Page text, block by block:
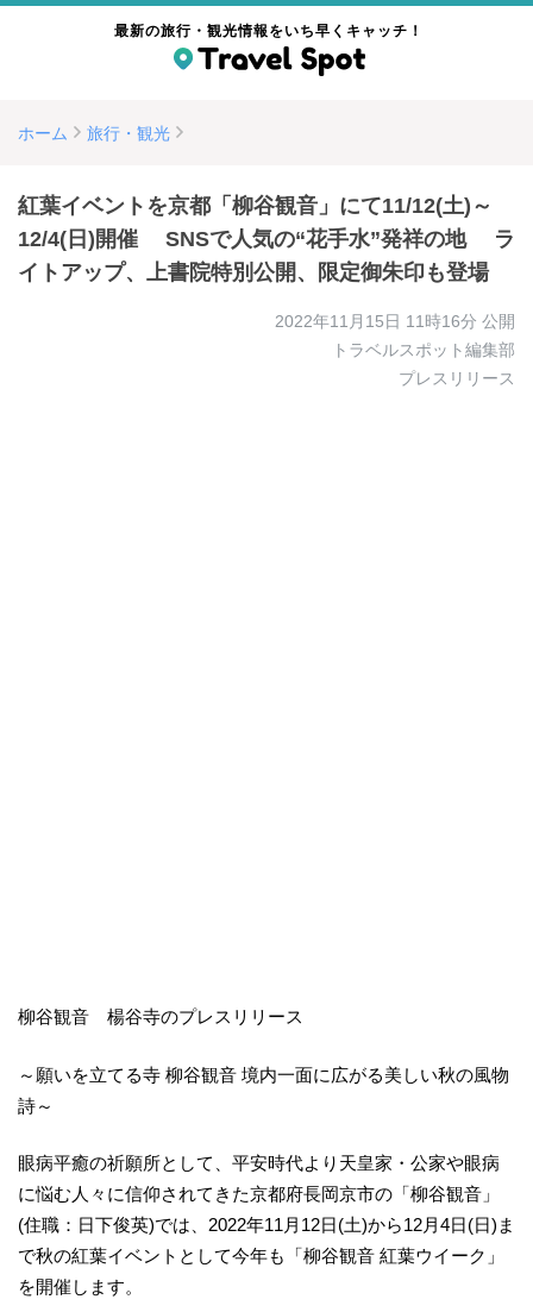
最新の旅行・観光情報をいち早くキャッチ！
ホーム 旅行・観光
紅葉イベントを京都「柳谷観音」にて11/12(土)～
12/4(日)開催 SNSで人気の“花手水”発祥の地 ラ
イトアップ、上書院特別公開、限定御朱印も登場
2022年11月15日 11時16分 公開
トラベルスポット編集部
プレスリリース
柳谷観音 楊谷寺のプレスリリース
～願いを立てる寺 柳谷観音 境内一面に広がる美しい秋の風物
詩～
眼病平癒の祈願所として、平安時代より天皇家・公家や眼病
に悩む人々に信仰されてきた京都府長岡京市の「柳谷観音」
(住職：日下俊英)では、2022年11月12日(土)から12月4日(日)ま
で秋の紅葉イベントとして今年も「柳谷観音 紅葉ウイーク」
を開催します。